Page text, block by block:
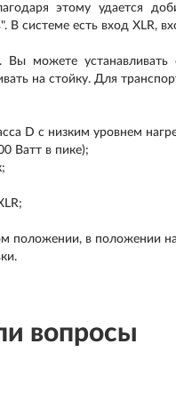
этому удается
В системе есть вход XLR,
Вы можете
на стойку. Для
D с низким уровнем
Ватт в пике);
положении, в положении
вопросы